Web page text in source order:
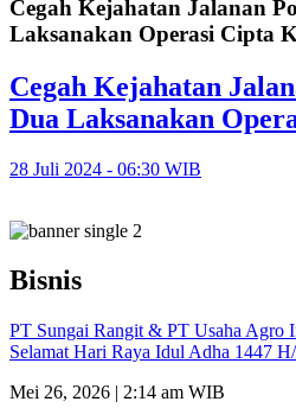
Cegah Kejahatan Jalanan
Laksanakan Operasi Cipta
Cegah Kejahatan
Dua Laksanakan
28 Juli 2024 - 06:30 WIB
Bisnis
PT Sungai Rangit & PT Usaha Agro
Selamat Hari Raya Idul Adha 1447
Mei 26, 2026 | 2:14 am WIB